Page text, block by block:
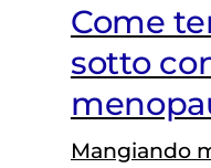
Come
sotto
Mangiando